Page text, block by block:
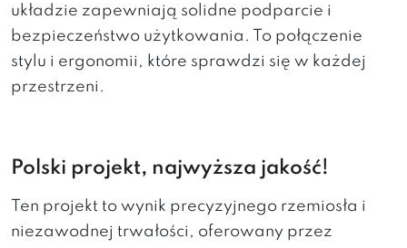
układzie zapewniają solidne podparcie i
bezpieczeństwo użytkowania. To połączenie
stylu i ergonomii, które sprawdzi się w każdej
przestrzeni.
Polski projekt, najwyższa jakość!
Ten projekt to wynik precyzyjnego rzemiosła i
niezawodnej trwałości, oferowany przez